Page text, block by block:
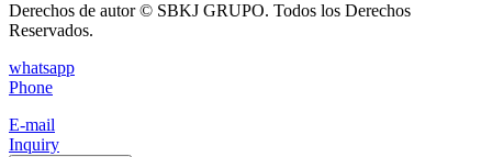
Derechos de autor © SBKJ GRUPO. Todos los Derechos
Reservados.
whatsapp
Phone
E-mail
Inquiry